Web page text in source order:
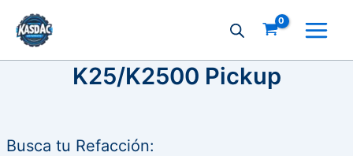
contenido
K25/K2500 Pickup
Busca tu Refacción: